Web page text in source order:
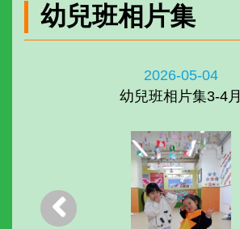
幼兒班相片集
2026-05-04
幼兒班相片集3-4月